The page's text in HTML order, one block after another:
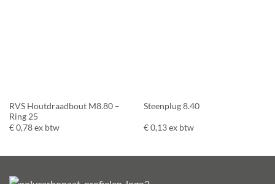
RVS Houtdraadbout M8.80 –
Ring 25
€0,78 ex btw
Steenplug 8.40
€0,13 ex btw